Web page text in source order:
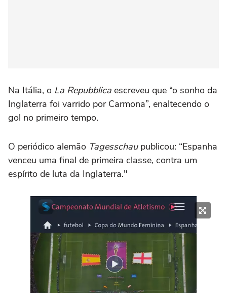
Na Itália, o La Repubblica escreveu que “o sonho da
Inglaterra foi varrido por Carmona”, enaltecendo o
gol no primeiro tempo.
O periódico alemão Tagesschau publicou: “Espanha
venceu uma final de primeira classe, contra um
espírito de luta da Inglaterra."